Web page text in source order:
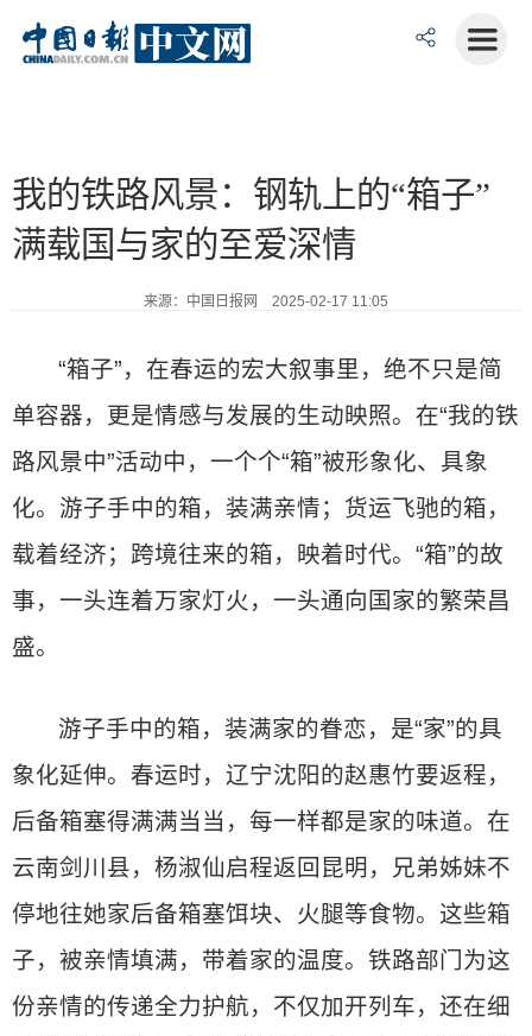
我的铁路风景：钢轨上的“箱子”
满载国与家的至爱深情
来源：中国日报网 2025-02-17 11:05
“箱子”，在春运的宏大叙事里，绝不只是简
单容器，更是情感与发展的生动映照。在“我的铁
路风景中”活动中，一个个“箱”被形象化、具象
化。游子手中的箱，装满亲情；货运飞驰的箱，
载着经济；跨境往来的箱，映着时代。“箱”的故
事，一头连着万家灯火，一头通向国家的繁荣昌
盛。
游子手中的箱，装满家的眷恋，是“家”的具
象化延伸。春运时，辽宁沈阳的赵惠竹要返程，
后备箱塞得满满当当，每一样都是家的味道。在
云南剑川县，杨淑仙启程返回昆明，兄弟姊妹不
停地往她家后备箱塞饵块、火腿等食物。这些箱
子，被亲情填满，带着家的温度。铁路部门为这
份亲情的传递全力护航，不仅加开列车，还在细